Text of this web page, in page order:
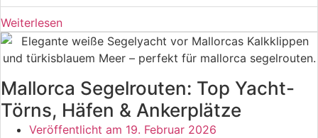
magische Momente. Von Café del Mar bis zu versteckten
Buchten: Erfahren Sie alles über
optimale Zeiten undfotografische Tippsfür den
spektakulärsten Sonnenuntergang der Balearen.
Weiterlesen
Mallorca Segelrouten: Top Yacht-
Törns, Häfen & Ankerplätze
Veröffentlicht am 19. Februar 2026